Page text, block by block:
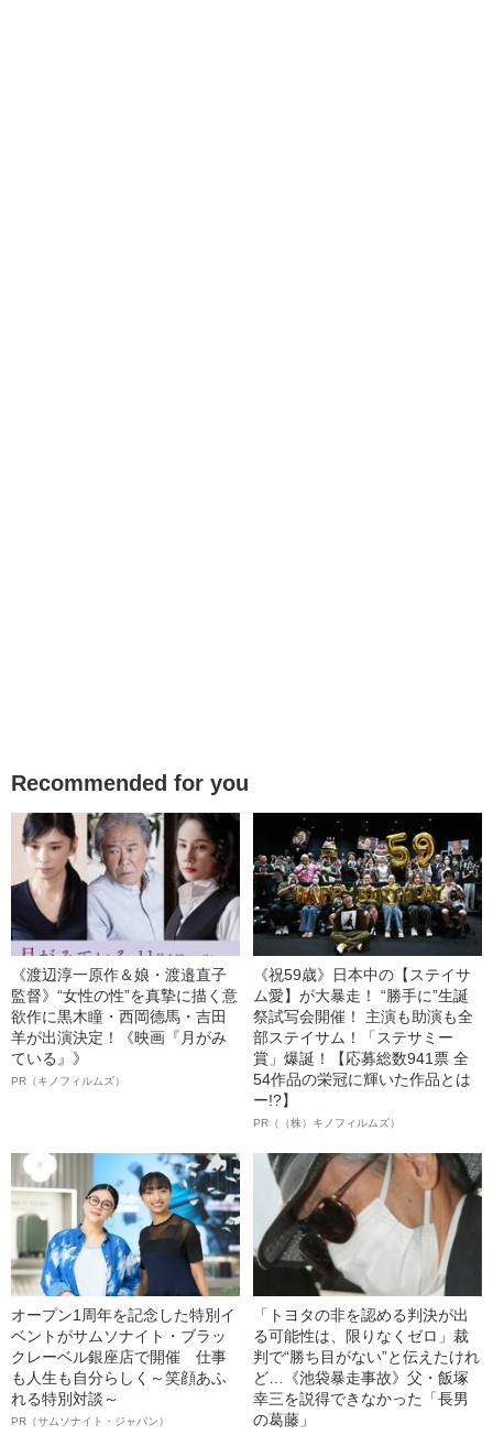
Recommended for you
《渡辺淳一原作＆娘・渡邉直子
監督》“女性の性”を真摯に描く意
欲作に黒木瞳・西岡德馬・吉田
羊が出演決定！《映画『月がみ
ている』》
PR（キノフィルムズ）
《祝59歳》日本中の【ステイサ
ム愛】が大暴走！ “勝手に”生誕
祭試写会開催！ 主演も助演も全
部ステイサム！「ステサミー
賞」爆誕！【応募総数941票 全
54作品の栄冠に輝いた作品とは
ー!?】
PR（（株）キノフィルムズ）
オープン1周年を記念した特別イ
ベントがサムソナイト・ブラッ
クレーベル銀座店で開催 仕事
も人生も自分らしく～笑顔あふ
れる特別対談～
PR（サムソナイト・ジャパン）
「トヨタの非を認める判決が出
る可能性は、限りなくゼロ」裁
判で“勝ち目がない”と伝えたけれ
ど…《池袋暴走事故》父・飯塚
幸三を説得できなかった「長男
の葛藤」